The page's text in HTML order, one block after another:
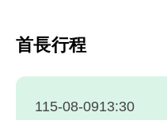
首長行程
115-08-0913:30